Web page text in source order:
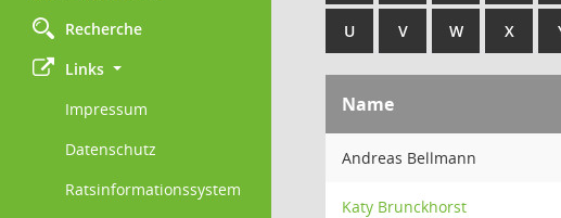
Recherche
Links
Impressum
Datenschutz
Ratsinformationssystem
U V W X
Name
Andreas Bellmann
Katy Brunckhorst